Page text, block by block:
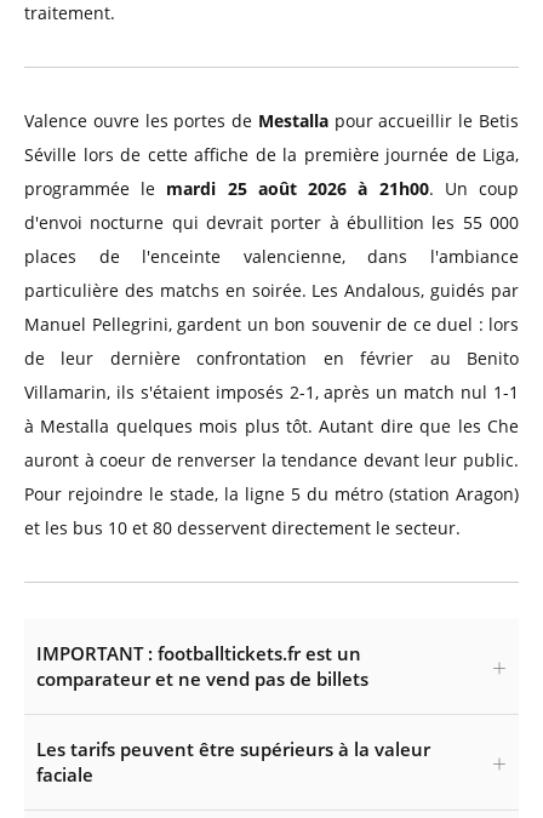
traitement.
Valence ouvre les portes de Mestallapour accueillir le Betis
Séville lors de cette affiche de la première journée de Liga,
programmée le mardi 25 août 2026 à 21h00. Un coup
d'envoi nocturne qui devrait porter à ébullition les 55 000
places de l'enceinte valencienne, dans l'ambiance
particulière des matchs en soirée. Les Andalous, guidés par
Manuel Pellegrini, gardent un bon souvenir de ce duel : lors
de leur dernière confrontation en février au Benito
Villamarin, ils s'étaient imposés 2-1, après un match nul 1-1
à Mestalla quelques mois plus tôt. Autant dire que les Che
auront à coeur de renverser la tendance devant leur public.
Pour rejoindre le stade, la ligne 5 du métro (station Aragon)
et les bus 10 et 80 desservent directement le secteur.
IMPORTANT : footballtickets.fr est un
comparateur et ne vend pas de billets
Les tarifs peuvent être supérieurs à la valeur
faciale